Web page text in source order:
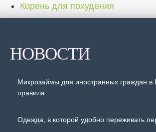
Корень для похудения
НОВОСТИ
Микрозаймы для иностранных граждан в
правила
Одежда, в которой удобно переживать